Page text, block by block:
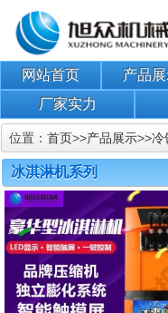
网站首页 产品
厂家实力
位置： 首页>>产品展示>>冷
冰淇淋机系列